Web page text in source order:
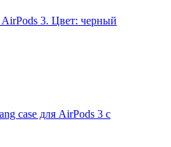
3. Цвет: черный
case для AirPods 3 с